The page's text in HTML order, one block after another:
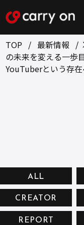
BUSINESS
プ
TOP 最新情報
の未来を変える一
YouTuberという存
ALL
CREATOR
REPORT